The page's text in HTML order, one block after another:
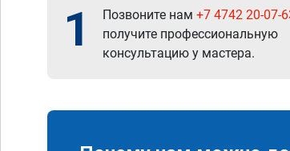
1 Позвоните нам +7 4742 20-07-
получите профессиональную
консультацию у мастера.